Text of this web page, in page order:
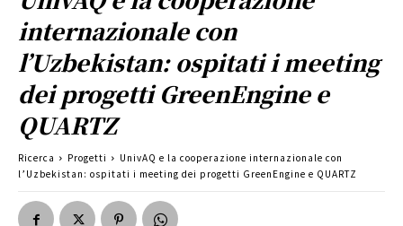
internazionale con
l’Uzbekistan: ospitati i meeting
dei progetti GreenEngine e
QUARTZ
Ricerca Progetti
UnivAQ e la cooperazione internazionale con
l’Uzbekistan: ospitati i meeting dei progetti GreenEngine e QUARTZ